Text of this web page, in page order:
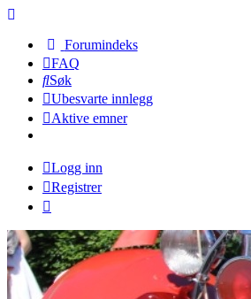
Forumindeks
FAQ
Søk
Ubesvarte innlegg
Aktive emner
Logg inn
Registrer